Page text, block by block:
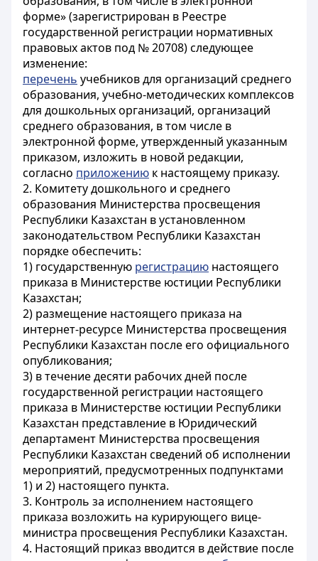
форме» (зарегистрирован в Реестре
государственной регистрации нормативных
правовых актов под № 20708) следующее
изменение:
перечень учебников для организаций среднего
образования, учебно-методических комплексов
для дошкольных организаций, организаций
среднего образования, в том числе в
электронной форме, утвержденный указанным
приказом, изложить в новой редакции,
согласно приложению к настоящему приказу.
2. Комитету дошкольного и среднего
образования Министерства просвещения
Республики Казахстан в установленном
законодательством Республики Казахстан
порядке обеспечить:
1) государственную регистрацию настоящего
приказа в Министерстве юстиции Республики
Казахстан;
2) размещение настоящего приказа на
интернет-ресурсе Министерства просвещения
Республики Казахстан после его официального
опубликования;
3) в течение десяти рабочих дней после
государственной регистрации настоящего
приказа в Министерстве юстиции Республики
Казахстан представление в Юридический
департамент Министерства просвещения
Республики Казахстан сведений об исполнении
мероприятий, предусмотренных подпунктами
1) и 2) настоящего пункта.
3. Контроль за исполнением настоящего
приказа возложить на курирующего вице-
министра просвещения Республики Казахстан.
4. Настоящий приказ вводится в действие после